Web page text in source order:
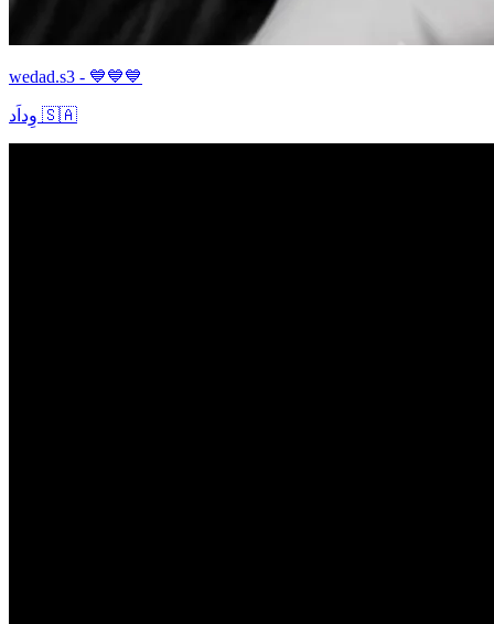
wedad.s3 - 💙💙💙
وِداَد 🇸🇦